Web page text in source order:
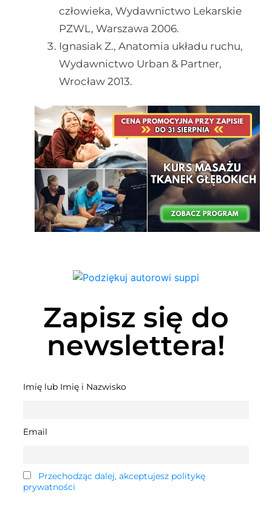
człowieka, Wydawnictwo Lekarskie
PZWL, Warszawa 2006.
Ignasiak Z., Anatomia układu ruchu,
Wydawnictwo Urban & Partner,
Wrocław 2013.
Zapisz się do
newslettera!
Imię lub Imię i Nazwisko
Email
Przechodząc dalej, akceptujesz politykę
prywatności